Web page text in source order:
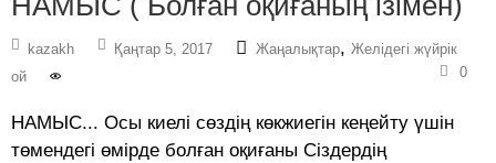
kazakh Қаңтар 5, 2017 Жаңалықтар, Желідегі жүйрік
ой
0
НАМЫС... Осы киелі сөздің көкжиегін кеңейту үшін
төмендегі өмірде болған оқиғаны Сіздердің